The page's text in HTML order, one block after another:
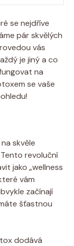
se nejdříve
pár skvělých
vás
je jiný a co
na
se vaše
skvěle
revoluční
jako „wellness
vám
začínají
šťastnou
dodává